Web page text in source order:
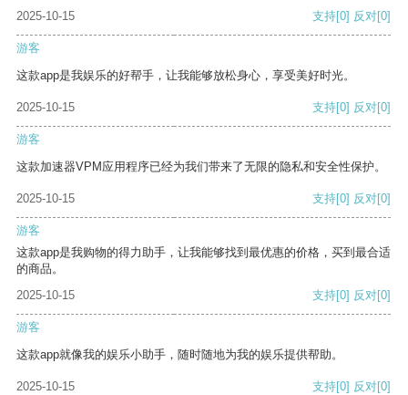
2025-10-15
支持[0] 反对[0]
游客
这款app是我娱乐的好帮手，让我能够放松身心，享受美好时光。
2025-10-15 支持[0] 反对[0]
游客
这款加速器VPM应用程序已经为我们带来了无限的隐私和安全性保护。
2025-10-15 支持[0] 反对[0]
游客
这款app是我购物的得力助手，让我能够找到最优惠的价格，买到最合适
的商品。
2025-10-15
支持[0] 反对[0]
游客
这款app就像我的娱乐小助手，随时随地为我的娱乐提供帮助。
2025-10-15 支持[0] 反对[0]